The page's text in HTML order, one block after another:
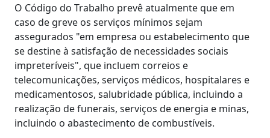
O Código do Trabalho prevê atualmente que em
caso de greve os serviços mínimos sejam
assegurados "em empresa ou estabelecimento que
se destine à satisfação de necessidades sociais
impreteríveis", que incluem correios e
telecomunicações, serviços médicos, hospitalares e
medicamentosos, salubridade pública, incluindo a
realização de funerais, serviços de energia e minas,
incluindo o abastecimento de combustíveis.